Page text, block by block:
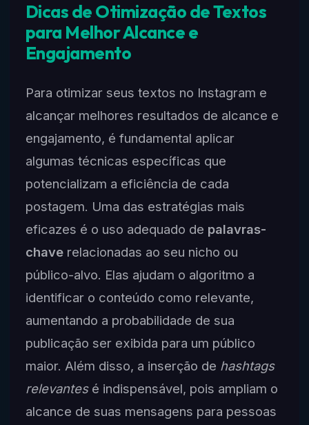
Dicas de Otimização de Textos
para Melhor Alcance e
Engajamento
Para otimizar seus textos no Instagram e
alcançar melhores resultados de alcance e
engajamento, é fundamental aplicar
algumas técnicas específicas que
potencializam a eficiência de cada
postagem. Uma das estratégias mais
eficazes é o uso adequado de palavras-
chaverelacionadas ao seu nicho ou
público-alvo. Elas ajudam o algoritmo a
identificar o conteúdo como relevante,
aumentando a probabilidade de sua
publicação ser exibida para um público
maior. Além disso, a inserção de hashtags
relevantesé indispensável, pois ampliam o
alcance de suas mensagens para pessoas